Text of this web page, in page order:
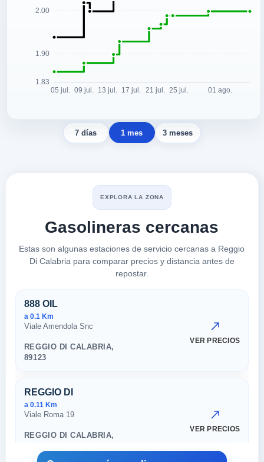
7 días 1 mes 3 meses
EXPLORA LA ZONA
Gasolineras cercanas
Estas son algunas estaciones de servicio cercanas a Reggio
Di Calabria para comparar precios y distancia antes de
repostar.
Estaciones cercanas en
888 OIL
a 0.1 Km
Viale Amendola Snc
REGGIO DI CALABRIA,
89123
VER PRECIOS
REGGIO DI
a 0.11 Km
Viale Roma 19
REGGIO DI CALABRIA,
VER PRECIOS